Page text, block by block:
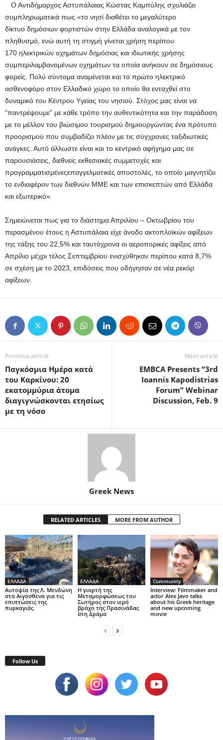
Ο Αντιδήμαρχος Αστυπάλαιας Κώστας Καμπύλης σχολιάζει
συμπληρωματικά πως «το νησί διαθέτει το μεγαλύτερο
δίκτυο δημόσιων φορτιστών στην Ελλάδα αναλογικά με τον
πληθυσμό, ενώ αυτή τη στιγμή γίνεται χρήση περίπου
170 ηλεκτρικών οχημάτων δημόσιας και ιδιωτικής χρήσης
συμπεριλαμβανομένων οχημάτων τα οποία ανήκουν σε δημόσιους
φορείς. Πολύ σύντομα αναμένεται και το πρώτο ηλεκτρικό
ασθενοφόρο στον Ελλαδικό χώρο το οποίο θα ενταχθεί στο
δυναμικό του Kέντρου Yγείας του νησιού. Στόχος μας είναι να
“παντρέψουμε” με κάθε τρόπο την αυθεντικότητα και την παράδοση
με το μέλλον του βιώσιμου τουρισμού δημιουργώντας ένα πρότυπο
προορισμού που συμβαδίζει πλέον με τις σύγχρονες ταξιδιωτικές
ανάγκες. Αυτό άλλωστε είναι και το κεντρικό αφήγημα μας σε
παρουσιάσεις, διεθνείς εκθεσιακές συμμετοχές και
προγραμματισμένεςεπαγγελματικές αποστολές, το οποίο μαγνητίζει
το ενδιαφέρον των διεθνών ΜΜΕ και των επισκεπτών από Ελλάδα
και εξωτερικό».
Σημειώνεται πως για το διάστημα Απριλίου – Οκτωβρίου του
περασμένου έτους η Αστυπάλαια είχε άνοδο ακτοπλοϊκών αφίξεων
της τάξης του 22,5% και ταυτόχρονα οι αεροπορικές αφίξεις από
Απρίλιο μέχρι τέλος Σεπτεμβρίου ενισχύθηκαν περίπου κατά 8,7%
σε σχέση με το 2023, επιδόσεις που οδήγησαν σε νέα ρεκόρ
αφίξεων.
Previous article
Παγκόσμια Ημέρα κατά
του Καρκίνου: 20
εκατομμύρια άτομα
διαγιγνώσκονται ετησίως
με τη νόσο
Next article
EMBCA Presents “3rd
Ioannis Kapodistrias
Forum” Webinar
Discussion, Feb. 9
Greek News
RELATED ARTICLES MORE FROM AUTHOR
ΕΛΛΑΔΑ
Αυτοψία της Λ. Μενδώνη
στα Αιγόσθενα για τις
επιπτώσεις της
πυρκαγιάς
ΕΛΛΑΔΑ
Η γιορτή της
Μεταμορφώσεως του
Σωτήρος στον ιερό
βράχο της Πρασινάδας
στη Δράμα
Community
Interview: Filmmaker and
actor Alex Javo talks
about his Greek heritage
and new upcoming
movie
Follow Us